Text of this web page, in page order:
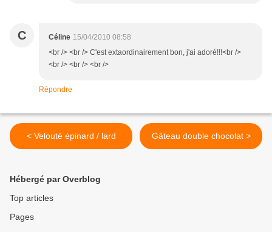
C Céline 15/04/2010 08:58
<br /> <br /> C'est extaordinairement bon, j'ai adoré!!!<br />
<br /> <br /> <br />
Répondre
< Velouté épinard / lard Gâteau double chocolat >
Hébergé par Overblog
Top articles
Pages